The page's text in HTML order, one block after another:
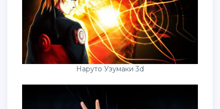
Наруто Узумаки 3d